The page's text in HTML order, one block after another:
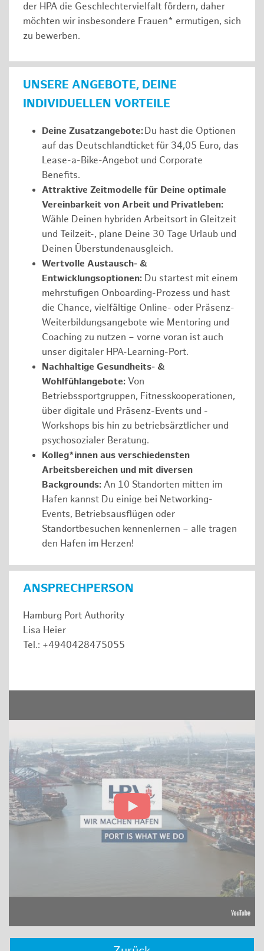
der HPA die Geschlechtervielfalt fördern, daher
möchten wir insbesondere Frauen* ermutigen, sich
zu bewerben.
UNSERE ANGEBOTE, DEINE
INDIVIDUELLEN VORTEILE
Deine Zusatzangebote: Du hast die Optionen
auf das Deutschlandticket für 34,05 Euro, das
Lease-a-Bike-Angebot und Corporate
Benefits.
Attraktive Zeitmodelle für Deine optimale
Vereinbarkeit von Arbeit und Privatleben:
Wähle Deinen hybriden Arbeitsort in Gleitzeit
und Teilzeit-, plane Deine 30 Tage Urlaub und
Deinen Überstundenausgleich.
Wertvolle Austausch- &
Entwicklungsoptionen: Du startest mit einem
mehrstufigen Onboarding-Prozess und hast
die Chance, vielfältige Online- oder Präsenz-
Weiterbildungsangebote wie Mentoring und
Coaching zu nutzen – vorne voran ist auch
unser digitaler HPA-Learning-Port.
Nachhaltige Gesundheits- &
Wohlfühlangebote: Von
Betriebssportgruppen, Fitnesskooperationen,
über digitale und Präsenz-Events und -
Workshops bis hin zu betriebsärztlicher und
psychosozialer Beratung.
Kolleg*innen aus verschiedensten
Arbeitsbereichen und mit diversen
Backgrounds: An 10 Standorten mitten im
Hafen kannst Du einige bei Networking-
Events, Betriebsausflügen oder
Standortbesuchen kennenlernen – alle tragen
den Hafen im Herzen!
ANSPRECHPERSON
Hamburg Port Authority
Lisa Heier
Tel.: +4940428475055